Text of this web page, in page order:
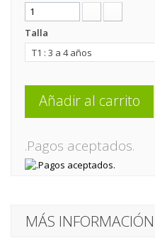
Talla
Añadir al carrito
.Pagos aceptados.
MÁS INFORMACIÓN